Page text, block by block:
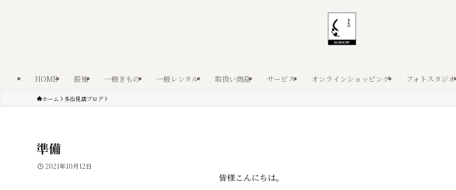
HOME 振袖 一般きもの 一般レンタル 取扱い商品 サービス オンラインショッピング フォトスタジオ
ホーム 多治見店ブログ
準備
2021年10月12日
皆様こんにちは。